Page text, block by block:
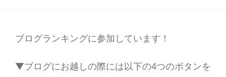
ブログランキングに参加しています！
▼ブログにお越しの際には以下の4つのボタンを